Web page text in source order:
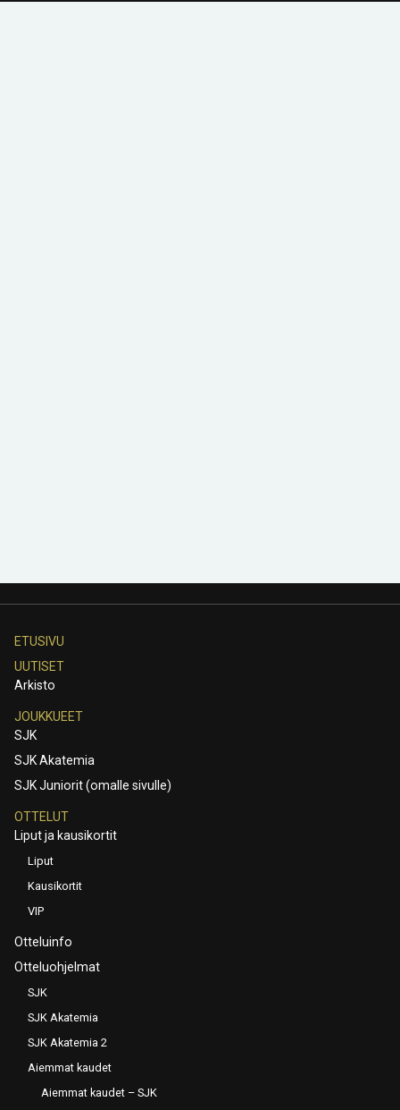
ETUSIVU
UUTISET
Arkisto
JOUKKUEET
SJK
SJK Akatemia
SJK Juniorit (omalle sivulle)
OTTELUT
Liput ja kausikortit
Liput
Kausikortit
VIP
Otteluinfo
Otteluohjelmat
SJK
SJK Akatemia
SJK Akatemia 2
Aiemmat kaudet
Aiemmat kaudet – SJK